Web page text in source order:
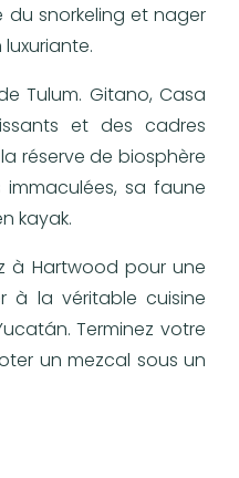
du snorkeling et nager
Tulum. Gitano, Casa
et des cadres
réserve de biosphère
immaculées, sa faune
kayak.
à Hartwood pour une
à la véritable cuisine
Terminez votre
un mezcal sous un